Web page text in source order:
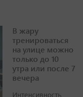
В жару
тренироваться
на улице можно
только до 10
утра или после 7
вечера
Интенсивность